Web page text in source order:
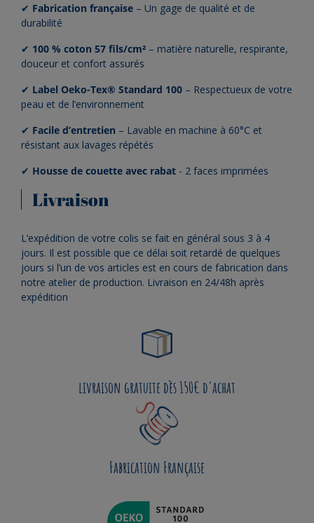
✔ Fabrication française – Un gage de qualité et de
durabilité
✔ 100 % coton 57 fils/cm² – matière naturelle, respirante,
douceur et confort assurés
✔ Label Oeko-Tex® Standard 100 – Respectueux de votre
peau et de l’environnement
✔ Facile d’entretien – Lavable en machine à 60°C et
résistant aux lavages répétés
✔ Housse de couette avec rabat - 2 faces imprimées
Livraison
L’expédition de votre colis se fait en général sous 3 à 4
jours. Il est possible que ce délai soit retardé de quelques
jours si l’un de vos articles est en cours de fabrication dans
notre atelier de production. Livraison en 24/48h après
expédition
livraison gratuite dès 150€ d'achat
Fabrication Française